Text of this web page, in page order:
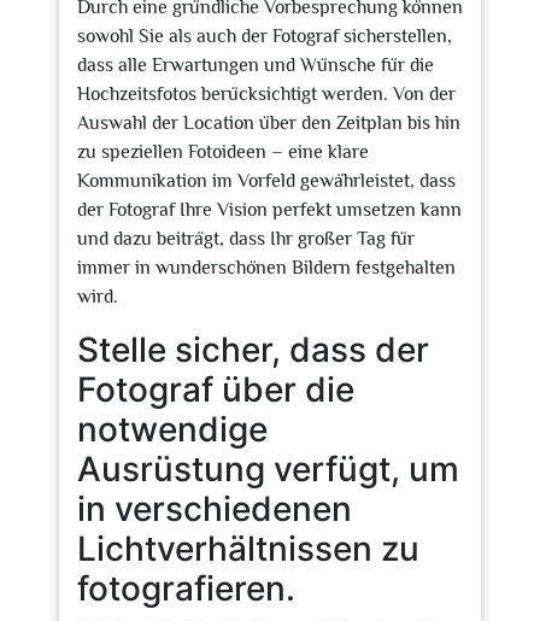
Durch eine gründliche Vorbesprechung können
sowohl Sie als auch der Fotograf sicherstellen,
dass alle Erwartungen und Wünsche für die
Hochzeitsfotos berücksichtigt werden. Von der
Auswahl der Location über den Zeitplan bis hin
zu speziellen Fotoideen – eine klare
Kommunikation im Vorfeld gewährleistet, dass
der Fotograf Ihre Vision perfekt umsetzen kann
und dazu beiträgt, dass Ihr großer Tag für
immer in wunderschönen Bildern festgehalten
wird.
Stelle sicher, dass der
Fotograf über die
notwendige
Ausrüstung verfügt, um
in verschiedenen
Lichtverhältnissen zu
fotografieren.